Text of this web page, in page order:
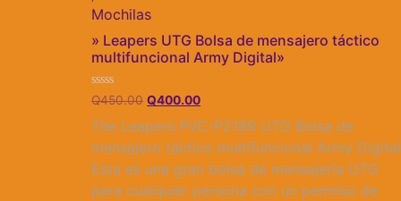
Mochilas
» Leapers UTG Bolsa de mensajero táctico
multifuncional Army Digital»
Valorado
con
0
de
5
Q450.00 El
precio
original
era:
Q450.00.
Q400.00El
precio
actual
es:
Q400.00.
The Leapers PVC-P218R UTG Bolsa de
mensajero táctico multifuncional Army
Esta es una gran bolsa de mensajería UTG
para cualquier persona con un permiso de